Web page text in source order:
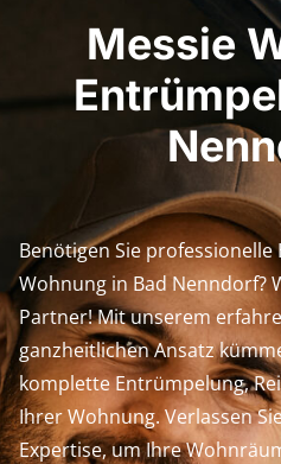
Messie
Benötigen Sie professionelle
Wohnung in Bad Nenndorf?
Partner! Mit unserem
ganzheitlichen Ansatz
komplette Entrümpelung,
Ihrer Wohnung. Verlassen
Expertise, um Ihre